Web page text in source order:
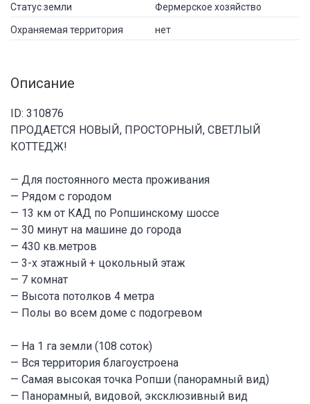
Статус земли Фермерское хозяйство
Охраняемая территория нет
Описание
ID: 310876
ПРОДАЕТСЯ НОВЫЙ, ПРОСТОРНЫЙ, СВЕТЛЫЙ
КОТТЕДЖ!
— Для постоянного места проживания
— Рядом с городом
— 13 км от КАД по Ропшинскому шоссе
— 30 минут на машине до города
— 430 кв.метров
— 3-х этажный + цокольный этаж
— 7 комнат
— Высота потолков 4 метра
— Полы во всем доме с подогревом
— На 1 га земли (108 соток)
— Вся территория благоустроена
— Самая высокая точка Ропши (панорамный вид)
— Панорамный, видовой, эксклюзивный вид